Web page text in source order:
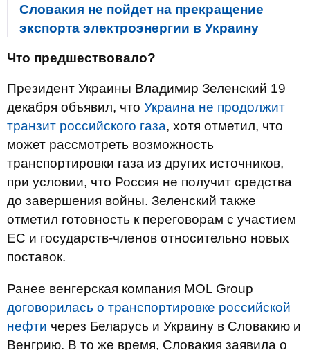
Словакия не пойдет на прекращение
экспорта электроэнергии в Украину
Что предшествовало?
Президент Украины Владимир Зеленский 19
декабря объявил, что Украина не продолжит
транзит российского газа, хотя отметил, что
может рассмотреть возможность
транспортировки газа из других источников,
при условии, что Россия не получит средства
до завершения войны. Зеленский также
отметил готовность к переговорам с участием
ЕС и государств-членов относительно новых
поставок.
Ранее венгерская компания MOL Group
договорилась о транспортировке российской
нефти через Беларусь и Украину в Словакию и
Венгрию. В то же время, Словакия заявила о